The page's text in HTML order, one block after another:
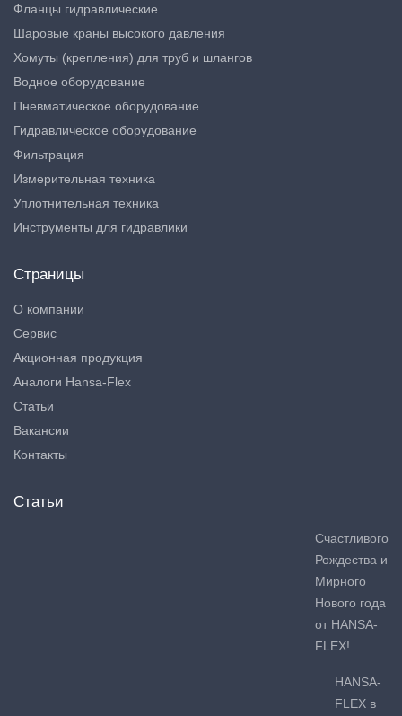
Фланцы гидравлические
Шаровые краны высокого давления
Хомуты (крепления) для труб и шлангов
Водное оборудование
Пневматическое оборудование
Гидравлическое оборудование
Фильтрация
Измерительная техника
Уплотнительная техника
Инструменты для гидравлики
Страницы
О компании
Сервис
Акционная продукция
Аналоги Hansa-Flex
Статьи
Вакансии
Контакты
Статьи
Счастливого
Рождества и
Мирного
Нового года
от HANSA-
FLEX!
HANSA-
FLEX в